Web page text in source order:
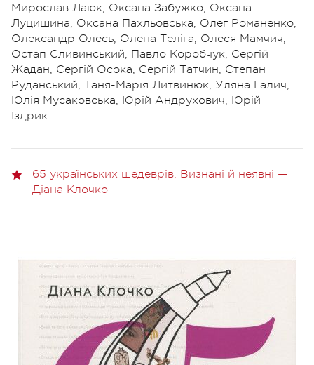
Мирослав Лаюк, Оксана Забужко, Оксана
Луцишина, Оксана Пахльовська, Олег Романенко,
Олександр Олесь, Олена Теліга, Олеся Мамчич,
Остап Сливинський, Павло Коробчук, Сергій
Жадан, Сергій Осока, Сергій Татчин, Степан
Руданський, Таня-Марія Литвинюк, Уляна Галич,
Юлія Мусаковська, Юрій Андрухович, Юрій
Іздрик.
65 українських шедеврів. Визнані й неявні —
Діана Клочко